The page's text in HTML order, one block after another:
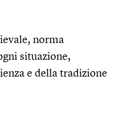
norma
situazione,
e della tradizione